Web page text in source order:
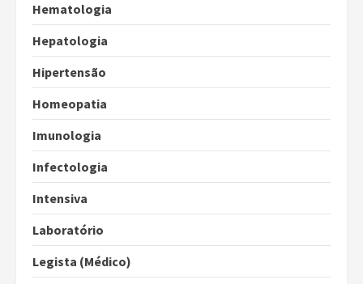
Hematologia
Hepatologia
Hipertensão
Homeopatia
Imunologia
Infectologia
Intensiva
Laboratório
Legista (Médico)